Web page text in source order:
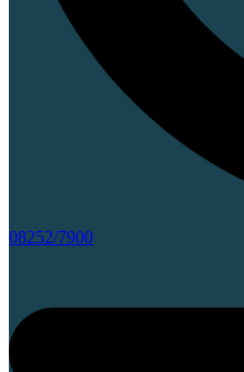
08252/7900